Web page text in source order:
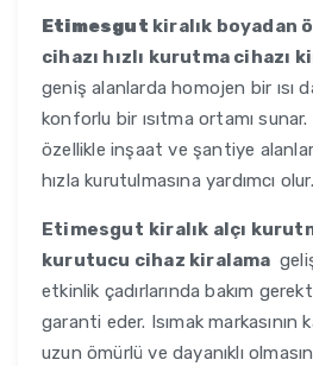
Etimesgut kiralık boyadan
cihazı hızlı kurutma cihazı
geniş alanlarda homojen bir ısı
konforlu bir ısıtma ortamı sunar.
özellikle inşaat ve şantiye
hızla kurutulmasına yardımcı olur.
Etimesgut kiralık alçı
kurutucu cihaz kiralama
etkinlik çadırlarında bakım
garanti eder. Isımak markasının
uzun ömürlü ve dayanıklı